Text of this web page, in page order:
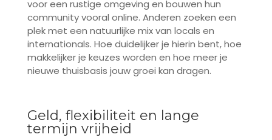
voor een rustige omgeving en bouwen hun
community vooral online. Anderen zoeken een
plek met een natuurlijke mix van locals en
internationals. Hoe duidelijker je hierin bent, hoe
makkelijker je keuzes worden en hoe meer je
nieuwe thuisbasis jouw groei kan dragen.
Geld, flexibiliteit en lange
termijn vrijheid